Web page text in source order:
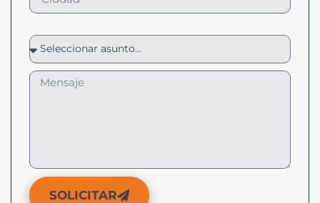
SOLICITAR